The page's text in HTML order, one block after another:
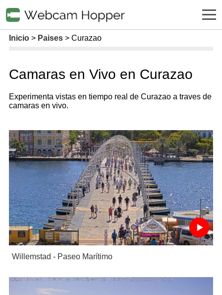
Inicio Paises Curazao
Camaras en Vivo en Curazao
Experimenta vistas en tiempo real de Curazao a traves de
camaras en vivo.
Willemstad - Paseo Marítimo